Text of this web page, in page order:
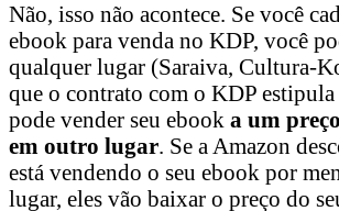
Não, isso não acontece. Se você
ebook para venda no KDP, você
qualquer lugar (Saraiva, Cultura-
que o contrato com o KDP estipula
pode vender seu ebook a um
em outro lugar. Se a Amazon
está vendendo o seu ebook por
lugar, eles vão baixar o preço do